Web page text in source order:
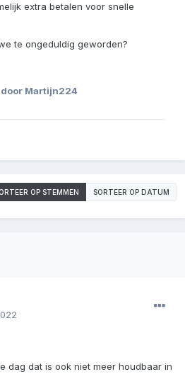
extra betalen voor snelle
te ongeduldig geworden?
Martijn224
OP STEMMEN SORTEER OP DATUM
dag dat is ook niet meer houdbaar in